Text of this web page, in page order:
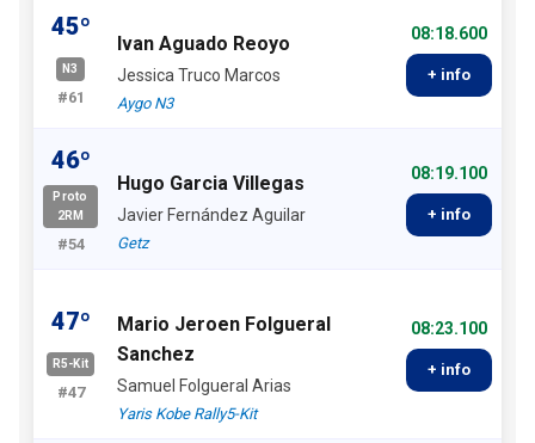
45º
N3
#61
Ivan Aguado Reoyo
Jessica Truco Marcos
Aygo N3
08:18.600
+ info
46º
Proto
2RM
#54
Hugo Garcia Villegas
Javier Fernández Aguilar
Getz
08:19.100
+ info
47º
R5-Kit
#47
Mario Jeroen Folgueral
Sanchez
Samuel Folgueral Arias
Yaris Kobe Rally5-Kit
08:23.100
+ info